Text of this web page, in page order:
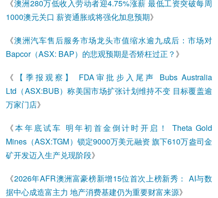
《澳洲280万低收入劳动者迎4.75%涨薪 最低工资突破每周
1000澳元关口 薪资通胀或将强化加息预期》
《澳洲汽车售后服务市场龙头市值缩水逾九成后：市场对
Bapcor（ASX: BAP）的悲观预期是否矫枉过正？ 》
《
【季报观察】 FDA审批步入尾声 Bubs Australia
Ltd（ASX:BUB）称美国市场扩张计划维持不变 目标覆盖逾
万家门店》
《本年底试车 明年初首金倒计时开启！ Theta Gold
Mines（ASX:TGM）锁定9000万美元融资 旗下610万盎司金
矿开发迈入生产兑现阶段》
《2026年AFR澳洲富豪榜新增15位首次上榜新秀： AI与数
据中心成造富主力 地产消费基建仍为重要财富来源》